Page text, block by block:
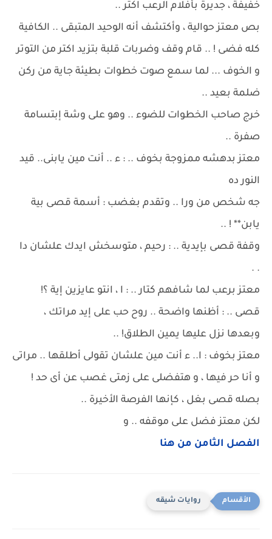
خفيفة ، جديرة بأفلام الرعب اكتر ..
بص معتز حوالية ، وأكتشف أنه الوحيد المتبقى .. الكافية
كله فضى ! .. قام وقف وضربات قلبة بتزيد اكتر من التوتر
و الخوف ... لما سمع صوت خطوات بطيئة جاية من ركن
ضلمة بعيد ..
خرج صاحب الخطوات للضوء .. وهو على وشة إبتسامة
صفرة ..
معتز بدهشه ممزوجة بخوف .. : ء .. أنت مين يابنى.. قيد
النور ده
جه شخص من ورا .. وتقدم بغضب : أسمة قصى بية
يابن** ! ..
وقفة قصى بإيدية .. : رحيم ، متوسخش ايدك علشان دا
. .
معتز برعب لما شافهم كتار .. : ا ، انتو عايزين إية ؟!
قصى .. : أظنها واضحة .. روح حب على إيد مراتك ،
وبعدها نزل عليها يمين الطلاق! ..
معتز بخوف : ا.. ء أنت مين علشان تقولى أطلقها .. مراتى
و أنا حر فيها ، و هتفضلى على زمتى غصب عن أى حد !
بصله قصى بغل ، كإنها الفرصة الأخيرة ..
لكن معتز فضل على موقفه .. و
الفصل الثامن من هنا
روايات شيقه